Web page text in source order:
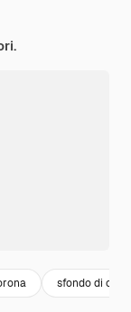
sfondo di